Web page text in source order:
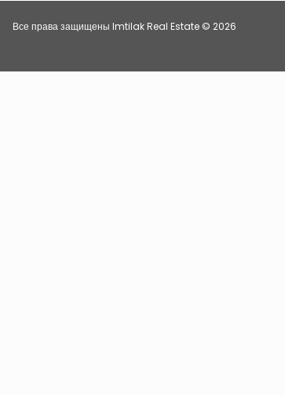
Все права защищены Imtilak Real Estate © 2026